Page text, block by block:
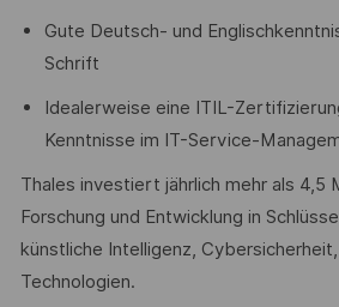
Gute Deutsch- und
Schrift
Idealerweise eine ITIL-
Kenntnisse im IT-Service-
Thales investiert jährlich mehr als 4,5
Forschung und Entwicklung in
künstliche Intelligenz,
Technologien.